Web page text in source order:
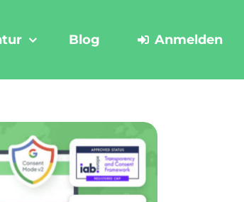
Blog Anmelden